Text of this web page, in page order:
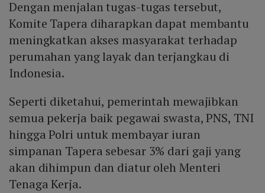
Dengan menjalan tugas-tugas tersebut,
Komite Tapera diharapkan dapat membantu
meningkatkan akses masyarakat terhadap
perumahan yang layak dan terjangkau di
Indonesia.
Seperti diketahui, pemerintah mewajibkan
semua pekerja baik pegawai swasta, PNS, TNI
hingga Polri untuk membayar iuran
simpanan Tapera sebesar 3% dari gaji yang
akan dihimpun dan diatur oleh Menteri
Tenaga Kerja.